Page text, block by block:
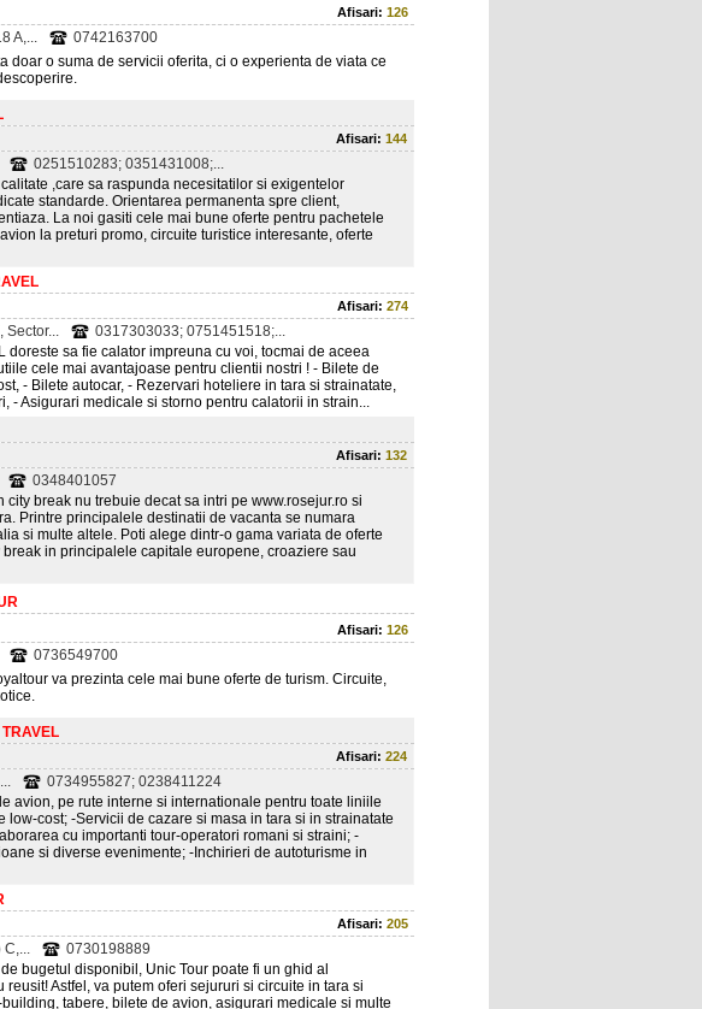
Afisari: 126
A,...
0742163700
doar o suma de servicii oferita, ci o experienta de viata ce
Afisari: 144
0251510283; 0351431008;...
,care sa raspunda necesitatilor si exigentelor
standarde. Orientarea permanenta spre client,
La noi gasiti cele mai bune oferte pentru pachetele
la preturi promo, circuite turistice interesante, oferte
Afisari: 274
Sector...
0317303033; 0751451518;...
doreste sa fie calator impreuna cu voi, tocmai de aceea
cele mai avantajoase pentru clientii nostri ! - Bilete de
- Bilete autocar, - Rezervari hoteliere in tara si strainatate,
- Asigurari medicale si storno pentru calatorii in strain...
Afisari: 132
0348401057
city break nu trebuie decat sa intri pe www.rosejur.ro si
Printre principalele destinatii de vacanta se numara
si multe altele. Poti alege dintr-o gama variata de oferte
in principalele capitale europene, croaziere sau
Afisari: 126
0736549700
va prezinta cele mai bune oferte de turism. Circuite,
Afisari: 224
0734955827; 0238411224
avion, pe rute interne si internationale pentru toate liniile
cost; -Servicii de cazare si masa in tara si in strainatate
cu importanti tour-operatori romani si straini; -
si diverse evenimente; -Inchirieri de autoturisme in
Afisari: 205
C,...
0730198889
bugetul disponibil, Unic Tour poate fi un ghid al
Astfel, va putem oferi sejururi si circuite in tara si
tabere, bilete de avion, asigurari medicale si multe